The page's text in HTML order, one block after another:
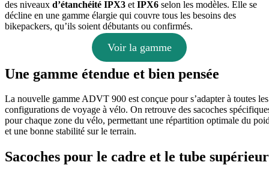
des niveaux d’étanchéité IPX3 et IPX6 selon les modèles. Elle se
décline en une gamme élargie qui couvre tous les besoins des
bikepackers, qu’ils soient débutants ou confirmés.
Voir la gamme
Une gamme étendue et bien pensée
La nouvelle gamme ADVT 900 est conçue pour s’adapter à toutes les
configurations de voyage à vélo. On retrouve des sacoches
pour chaque zone du vélo, permettant une répartition optimale du
et une bonne stabilité sur le terrain.
Sacoches pour le cadre et le tube supérieur